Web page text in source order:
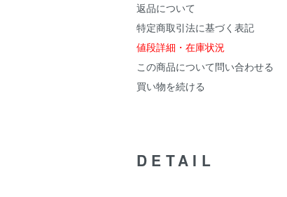
返品について
特定商取引法に基づく表記
値段詳細・在庫状況
この商品について問い合わせる
買い物を続ける
DETAIL